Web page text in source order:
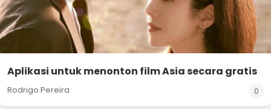
Aplikasi untuk menonton film Asia secara gratis
Rodrigo Pereira 0